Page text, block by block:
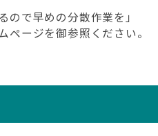
ので早めの分散作業を」
ページを御参照ください。